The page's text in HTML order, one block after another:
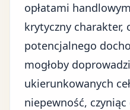
opłatami
krytyczny charakter,
potencjalnego
mogłoby
ukierunkowanych
niepewność,